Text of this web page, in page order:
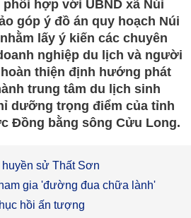
hợp với UBND xã Núi
góp ý đồ án quy hoạch Núi
lấy ý kiến các chuyên
nghiệp du lịch và người
thiện định hướng phát
trung tâm du lịch sinh
dưỡng trọng điểm của tỉnh
Đồng bằng sông Cửu Long.
sử Thất Sơn
gia 'đường đua chữa lành'
hồi ấn tượng